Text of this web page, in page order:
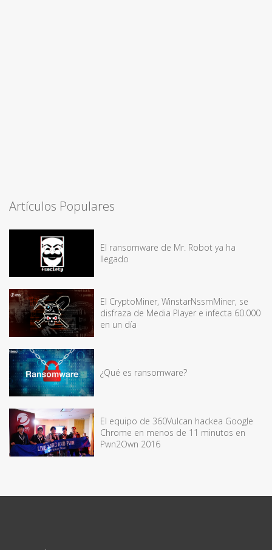
Artículos Populares
El ransomware de Mr. Robot ya ha
llegado
El CryptoMiner, WinstarNssmMiner, se
disfraza de Media Player e infecta 60.000
en un día
¿Qué es ransomware?
El equipo de 360Vulcan hackea Google
Chrome en menos de 11 minutos en
Pwn2Own 2016